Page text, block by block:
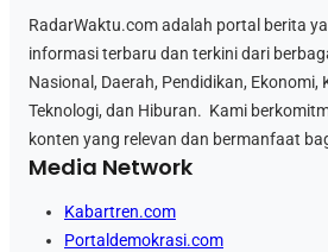
RadarWaktu.com adalah portal berita
informasi terbaru dan terkini dari
Nasional, Daerah, Pendidikan, Ekonomi,
Teknologi, dan Hiburan. Kami
konten yang relevan dan bermanfaat
Media Network
Kabartren.com
Portaldemokrasi.com